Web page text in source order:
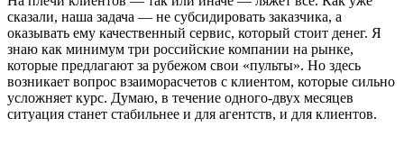
сказали, наша задача — не субсидировать заказчика, а
оказывать ему качественный сервис, который стоит денег. Я
знаю как минимум три российские компании на рынке,
которые предлагают за рубежом свои «пульты». Но здесь
возникает вопрос взаиморасчетов с клиентом, которые сильно
усложняет курс. Думаю, в течение одного-двух месяцев
ситуация станет стабильнее и для агентств, и для клиентов.